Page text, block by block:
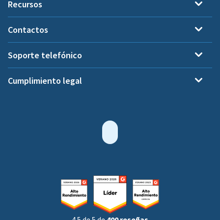
Recursos
Contactos
Soporte telefónico
Cumplimiento legal